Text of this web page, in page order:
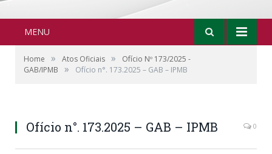
MENU
Home » Atos Oficiais »
Ofício Nº 173/2025 -
GAB/IPMB
» Ofício n°. 173.2025 – GAB – IPMB
Ofício n°. 173.2025 – GAB – IPMB 0